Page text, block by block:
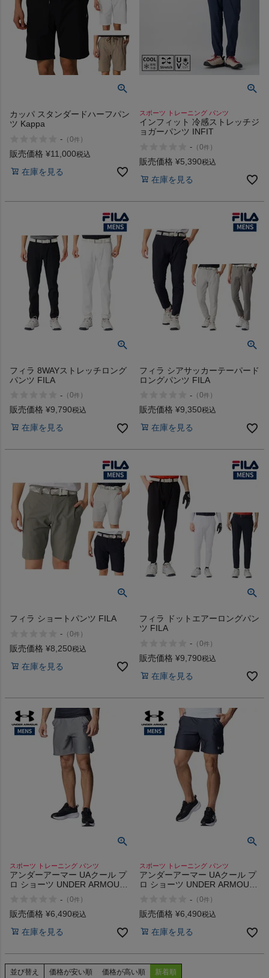
カッパ スタンダードハーフパン
ツ Kappa
- （0件 ）
販売価格 ¥11,000税込
在庫を見る
スポーツ トレーニング パンツ
インフィット 冷感ストレッチジ
ョガーパンツ INFIT
- （0件 ）
販売価格 ¥5,390税込
在庫を見る
フィラ 8WAYストレッチロング
パンツ FILA
- （0件 ）
販売価格 ¥9,790税込
在庫を見る
フィラ シアサッカーテーパード
ロングパンツ FILA
- （0件 ）
販売価格 ¥9,350税込
在庫を見る
フィラ ショートパンツ FILA
- （0件 ）
販売価格 ¥8,250税込
在庫を見る
フィラ ドットエアーロングパン
ツ FILA
- （0件 ）
販売価格 ¥9,790税込
在庫を見る
スポーツ トレーニング パンツ
アンダーアーマー UAクール プ
ロ ショーツ UNDER ARMOUR
- （0件 ）
販売価格 ¥6,490税込
在庫を見る
スポーツ トレーニング パンツ
アンダーアーマー UAクール プ
ロ ショーツ UNDER ARMOUR
- （0件 ）
販売価格 ¥6,490税込
在庫を見る
並び替え 価格が安い順 価格が高い順 新着順